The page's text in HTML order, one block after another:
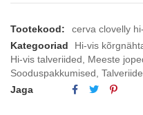
Tootekood:
cerva clovelly
Kategooriad
Hi-vis
Hi-vis talveriided
Meeste
Sooduspakkumised
Jaga